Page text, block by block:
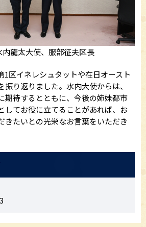
龍太大使、服部征夫区長
1区イネレシュタットや在日オースト
振り返りました。水内大使からは、
期待するとともに、今後の姉妹都市
してお役に立てることがあれば、お
きたいとの光栄なお言葉をいただき